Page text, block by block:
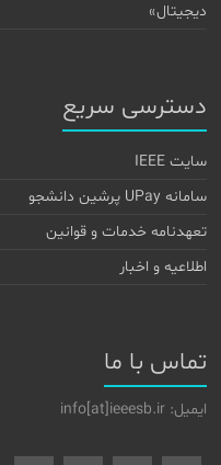
دیجیتال»
دسترسی سریع
سایت IEEE
سامانه UPay پرشین دانشجو
تعهدنامه خدمات و قوانین
اطلاعیه و اخبار
تماس با ما
ایمیل: info[at]ieeesb.ir